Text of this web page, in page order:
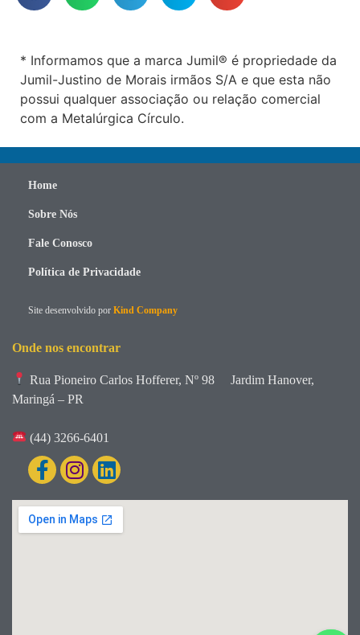
* Informamos que a marca Jumil® é propriedade da
Jumil-Justino de Morais irmãos S/A e que esta não
possui qualquer associação ou relação comercial
com a Metalúrgica Círculo.
Home
Sobre Nós
Fale Conosco
Política de Privacidade
Site desenvolvido por Kind Company
Onde nos encontrar
Rua Pioneiro Carlos Hofferer, Nº 98
Jardim Hanover,
Maringá – PR
(44) 3266-6401